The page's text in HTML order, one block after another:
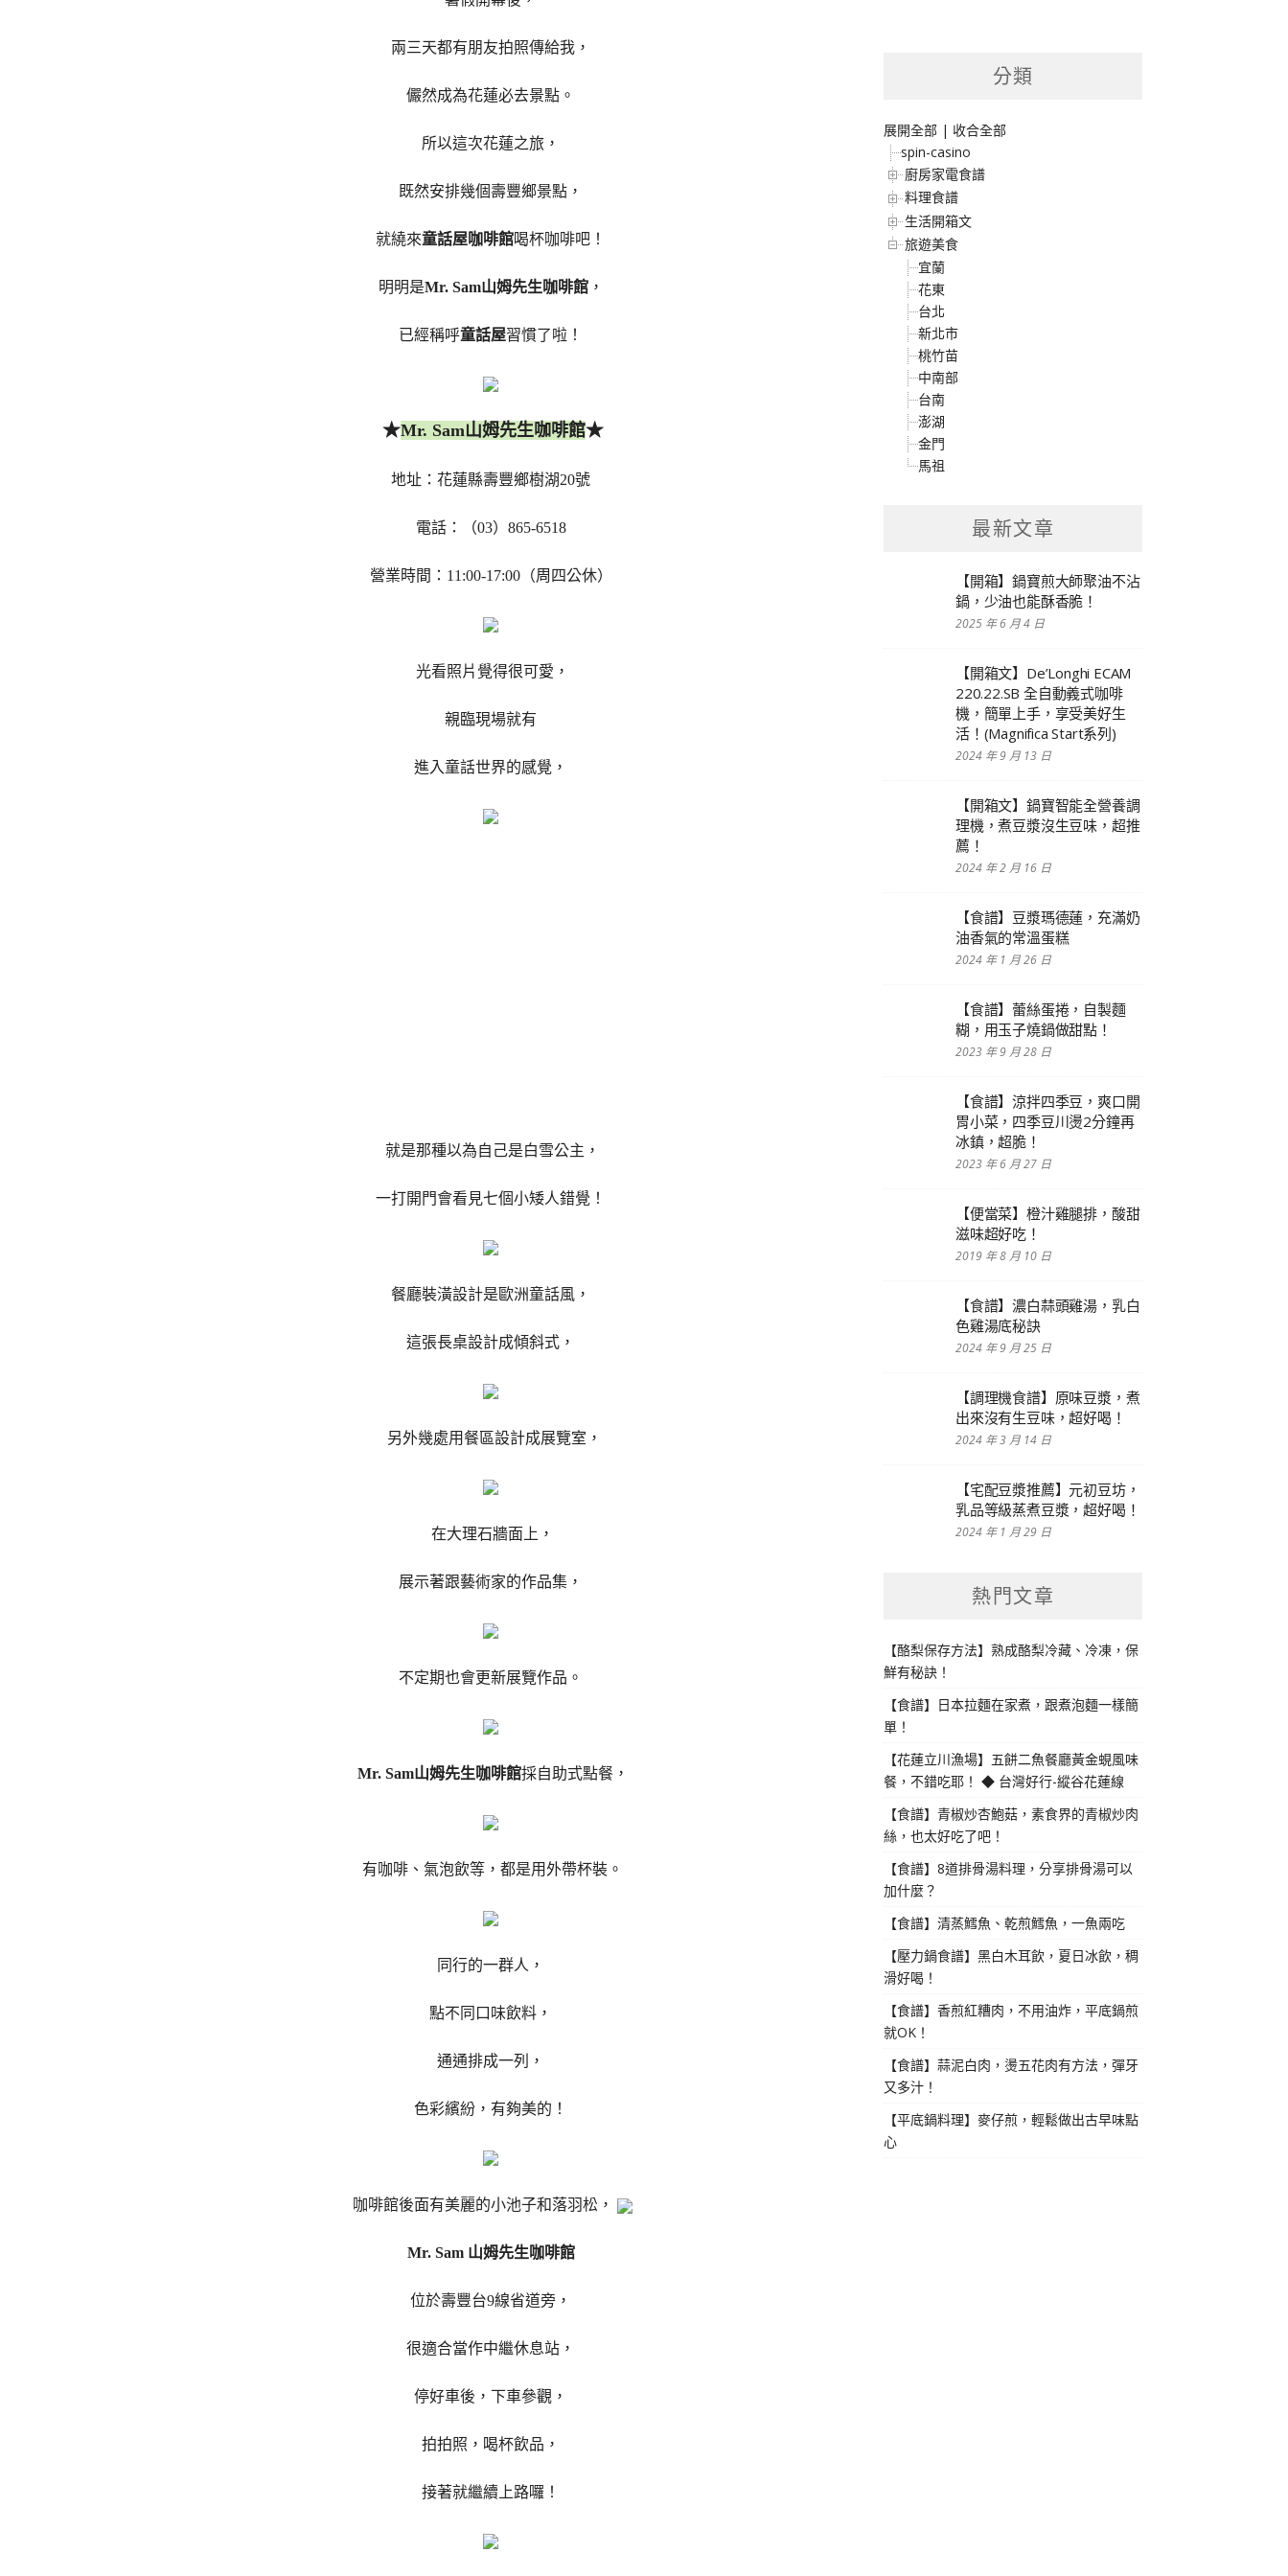
兩三天都有朋友拍照傳給我，
儼然成為花蓮必去景點。
所以這次花蓮之旅，
既然安排幾個壽豐鄉景點，
就繞來童話屋咖啡館喝杯咖啡吧！
明明是Mr. Sam山姆先生咖啡館，
已經稱呼童話屋習慣了啦！
★Mr. Sam山姆先生咖啡館★
地址：花蓮縣壽豐鄉樹湖20號
電話：（03）865-6518
營業時間：11:00-17:00（周四公休）
光看照片覺得很可愛，
親臨現場就有
進入童話世界的感覺，
就是那種以為自己是白雪公主，
一打開門會看見七個小矮人錯覺！
餐廳裝潢設計是歐洲童話風，
這張長桌設計成傾斜式，
另外幾處用餐區設計成展覽室，
在大理石牆面上，
展示著跟藝術家的作品集，
不定期也會更新展覽作品。
Mr. Sam山姆先生咖啡館採自助式點餐，
有咖啡、氣泡飲等，都是用外帶杯裝。
同行的一群人，
點不同口味飲料，
通通排成一列，
色彩繽紛，有夠美的！
咖啡館後面有美麗的小池子和落羽松，
Mr. Sam 山姆先生咖啡館
位於壽豐台9線省道旁，
很適合當作中繼休息站，
停好車後，下車參觀，
拍拍照，喝杯飲品，
接著就繼續上路囉！
分類
展開全部 | 收合全部
spin-casino
廚房家電食譜
料理食譜
生活開箱文
旅遊美食
宜蘭
花東
台北
新北市
桃竹苗
中南部
台南
澎湖
金門
馬祖
最新文章
【開箱】鍋寶煎大師聚油不沾
鍋，少油也能酥香脆！
2025 年 6 月 4 日
【開箱文】De’Longhi ECAM
220.22.SB 全自動義式咖啡
機，簡單上手，享受美好生
活！(Magnifica Start系列)
2024 年 9 月 13 日
【開箱文】鍋寶智能全營養調
理機，煮豆漿沒生豆味，超推
薦！
2024 年 2 月 16 日
【食譜】豆漿瑪德蓮，充滿奶
油香氣的常溫蛋糕
2024 年 1 月 26 日
【食譜】蕾絲蛋捲，自製麵
糊，用玉子燒鍋做甜點！
2023 年 9 月 28 日
【食譜】涼拌四季豆，爽口開
胃小菜，四季豆川燙2分鐘再
冰鎮，超脆！
2023 年 6 月 27 日
【便當菜】橙汁雞腿排，酸甜
滋味超好吃！
2019 年 8 月 10 日
【食譜】濃白蒜頭雞湯，乳白
色雞湯底秘訣
2024 年 9 月 25 日
【調理機食譜】原味豆漿，煮
出來沒有生豆味，超好喝！
2024 年 3 月 14 日
【宅配豆漿推薦】元初豆坊，
乳品等級蒸煮豆漿，超好喝！
2024 年 1 月 29 日
熱門文章
【酪梨保存方法】熟成酪梨冷藏、冷凍，保
鮮有秘訣！
【食譜】日本拉麵在家煮，跟煮泡麵一樣簡
單！
【花蓮立川漁場】五餅二魚餐廳黃金蜆風味
餐，不錯吃耶！ ◆ 台灣好行-縱谷花蓮線
【食譜】青椒炒杏鮑菇，素食界的青椒炒肉
絲，也太好吃了吧！
【食譜】8道排骨湯料理，分享排骨湯可以
加什麼？
【食譜】清蒸鱈魚、乾煎鱈魚，一魚兩吃
【壓力鍋食譜】黑白木耳飲，夏日冰飲，稠
滑好喝！
【食譜】香煎紅糟肉，不用油炸，平底鍋煎
就OK！
【食譜】蒜泥白肉，燙五花肉有方法，彈牙
又多汁！
【平底鍋料理】麥仔煎，輕鬆做出古早味點
心